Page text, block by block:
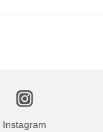
Instagram